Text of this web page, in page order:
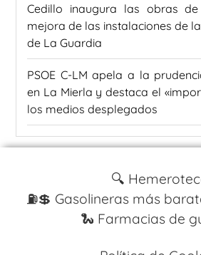
Cedillo inaugura las obras
mejora de las instalaciones de
de La Guardia
PSOE C-LM apela a la
en La Mierla y destaca el
los medios desplegados
🔍
⛽️💲 Gasolineras más
🐍 Farmacias de